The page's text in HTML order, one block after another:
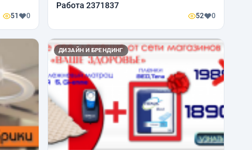
51 0
Работа 2371837
52 0
ДИЗАЙН И БРЕНДИНГ